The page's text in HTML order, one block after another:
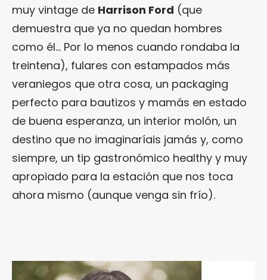
muy vintage de Harrison Ford (que
demuestra que ya no quedan hombres
como él… Por lo menos cuando rondaba la
treintena), fulares con estampados más
veraniegos que otra cosa, un packaging
perfecto para bautizos y mamás en estado
de buena esperanza, un interior molón, un
destino que no imaginaríais jamás y, como
siempre, un tip gastronómico healthy y muy
apropiado para la estación que nos toca
ahora mismo (aunque venga sin frío).